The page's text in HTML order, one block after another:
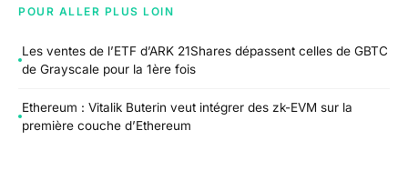
POUR ALLER PLUS LOIN
Les ventes de l’ETF d’ARK 21Shares dépassent celles de GBTC
de Grayscale pour la 1ère fois
Ethereum : Vitalik Buterin veut intégrer des zk-EVM sur la
première couche d’Ethereum